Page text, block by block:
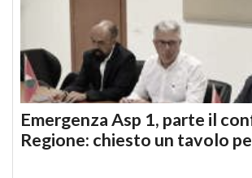
Emergenza Asp 1, parte il
Regione: chiesto un tavolo